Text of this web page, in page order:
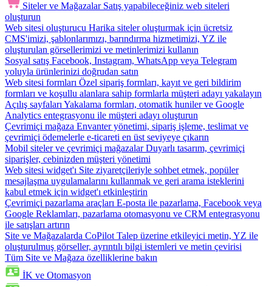
Siteler ve Mağazalar Satış yapabileceğiniz web siteleri
oluşturun
Web sitesi oluşturucu Harika siteler oluşturmak için ücretsiz
CMS'imizi, şablonlarımızı, barındırma hizmetimizi, YZ ile
oluşturulan görsellerimizi ve metinlerimizi kullanın
Sosyal satış Facebook, Instagram, WhatsApp veya Telegram
yoluyla ürünlerinizi doğrudan satın
Web sitesi formları Özel sipariş formları, kayıt ve geri bildirim
formları ve koşullu alanlara sahip formlarla müşteri adayı yakalayın
Açılış sayfaları Yakalama formları, otomatik huniler ve Google
Analytics entegrasyonu ile müşteri adayı oluşturun
Çevrimiçi mağaza Envanter yönetimi, sipariş işleme, teslimat ve
çevrimiçi ödemelerle e-ticareti en üst seviyeye çıkarın
Mobil siteler ve çevrimiçi mağazalar Duyarlı tasarım, çevrimiçi
siparişler, cebinizden müşteri yönetimi
Web sitesi widget'ı Site ziyaretçileriyle sohbet etmek, popüler
mesajlaşma uygulamalarını kullanmak ve geri arama isteklerini
kabul etmek için widget'ı etkinleştirin
Çevrimiçi pazarlama araçları E-posta ile pazarlama, Facebook veya
Google Reklamları, pazarlama otomasyonu ve CRM entegrasyonu
ile satışları artırın
Site ve Mağazalarda CoPilot Talep üzerine etkileyici metin, YZ ile
oluşturulmuş görseller, ayrıntılı bilgi istemleri ve metin çevirisi
Tüm Site ve Mağaza özelliklerine bakın
İK ve Otomasyon